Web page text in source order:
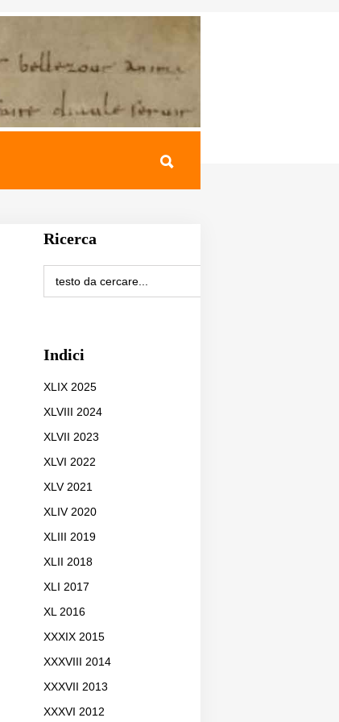
Ricerca
Indici
XLIX 2025
XLVIII 2024
XLVII 2023
XLVI 2022
XLV 2021
XLIV 2020
XLIII 2019
XLII 2018
XLI 2017
XL 2016
XXXIX 2015
XXXVIII 2014
XXXVII 2013
XXXVI 2012